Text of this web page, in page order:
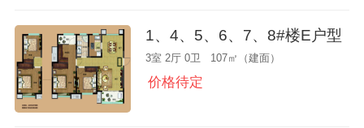
1、4、5、6、7、8#楼E户型
3室 2厅 0卫 107㎡（建面）
价格待定